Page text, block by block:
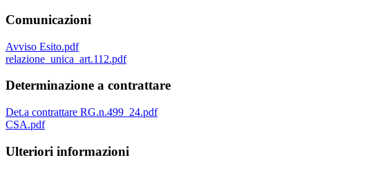
Comunicazioni
Avviso Esito.pdf
relazione_unica_art.112.pdf
Determinazione a contrattare
Det.a contrattare RG.n.499_24.pdf
CSA.pdf
Ulteriori informazioni